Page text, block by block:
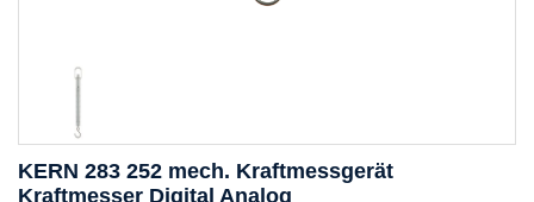
KERN 283 252 mech. Kraftmessgerät
Kraftmesser Digital Analog